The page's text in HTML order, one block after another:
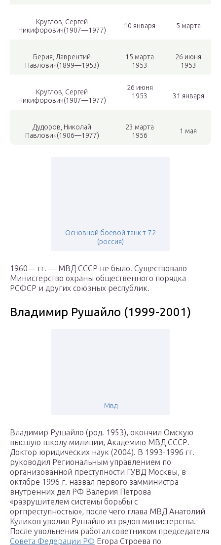
Круглов, Сергей
Никифорович(1907—1977)
10 января 5 марта
Берия, Лаврентий
Павлович(1899—1953)
15 марта
1953
26 июня
1953
Круглов, Сергей
Никифорович(1907—1977)
26 июня
1953
31 января
Дудоров, Николай
Павлович(1906—1977)
23 марта
1956
1 мая
Основной боевой танк т-72
(россия)
1960— гг. — МВД СССР не было. Существовало
Министерство охраны общественного порядка
РСФСР и других союзных республик.
Владимир Рушайло (1999-2001)
Мвд
Владимир Рушайло (род. 1953), окончил Омскую
высшую школу милиции, Академию МВД СССР.
Доктор юридических наук (2004). В 1993-1996 гг.
руководил Региональным управлением по
организованной преступности ГУВД Москвы, в
октябре 1996 г. назвал первого замминистра
внутренних дел РФ Валерия Петрова
«разрушителем системы борьбы с
оргпреступностью», после чего глава МВД Анатолий
Куликов уволил Рушайло из рядов министерства.
После увольнения работал советником председателя
Совета Федерации РФ Егора Строева по